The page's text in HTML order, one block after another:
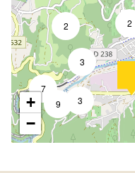
2
7
2
3
3
9
+
−